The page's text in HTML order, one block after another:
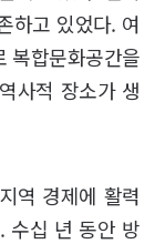
하고 있었다. 여
복합문화공간을
사적 장소가 생
역 경제에 활력
수십 년 동안 방